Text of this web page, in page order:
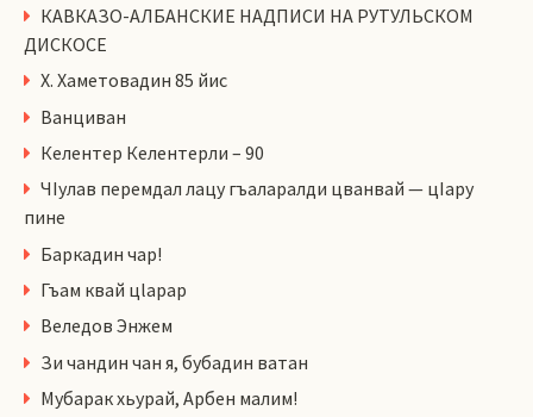
КАВКАЗО-АЛБАНСКИЕ НАДПИСИ НА РУТУЛЬСКОМ
ДИСКОСЕ
Х. Хаметовадин 85 йис
Ванциван
Келентер Келентерли – 90
ЧIулав перемдал лацу гъаларалди цванвай — цIару
пине
Баркадин чар!
Гъам квай цlарар
Веледов Энжем
Зи чандин чан я, бубадин ватан
Мубарак хьурай, Арбен малим!